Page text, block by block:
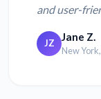
and user-
JZ Jane Z.
New